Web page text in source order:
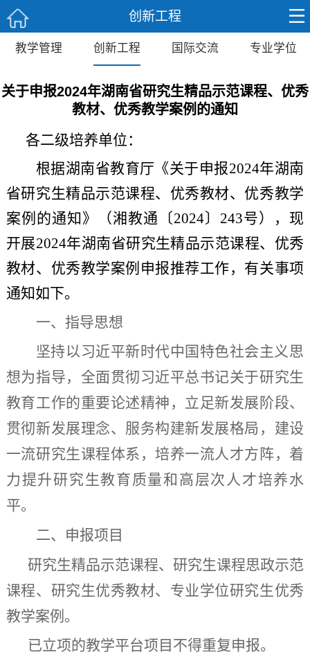
创新工程
教学管理 创新工程 国际交流 专业学位
关于申报2024年湖南省研究生精品示范课程、优秀
教材、优秀教学案例的通知
各二级培养单位：
根据湖南省教育厅《关于申报2024年湖南
省研究生精品示范课程、优秀教材、优秀教学
案例的通知》（湘教通〔2024〕 243号）， 现
开展2024年湖南省研究生精品示范课程、 优秀
教材、优秀教学案例申报推荐工作，有关事项
通知如下。
一、指导思想
坚持以习近平新时代中国特色社会主义思
想为指导， 全面贯彻习近平总书记关于研究生
教育工作的重要论述精神，立足新发展阶段、
贯彻新发展理念、服务构建新发展格局，建设
一流研究生课程体系，培养一流人才方阵，着
力提升研究生教育质量和高层次人才培养水
平。
二、 申报项目
研究生精品示范课程、 研究生课程思政示范
课程、 研究生优秀教材、 专业学位研究生优秀
教学案例 。
已立项的教学平台项目不得重复申报。